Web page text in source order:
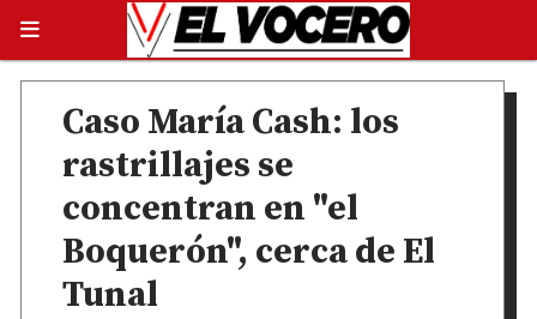
Caso María Cash: los
rastrillajes se
concentran en "el
Boquerón", cerca de El
Tunal